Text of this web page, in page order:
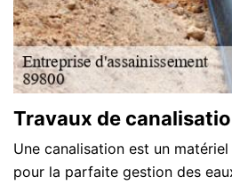
Travaux de
Une canalisation est un
pour la parfaite gestion des